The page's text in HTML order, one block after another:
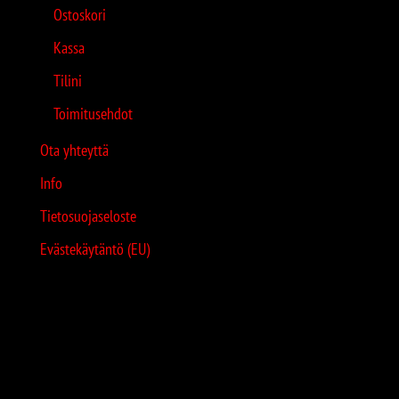
Ostoskori
Kassa
Tilini
Toimitusehdot
Ota yhteyttä
Info
Tietosuojaseloste
Evästekäytäntö (EU)